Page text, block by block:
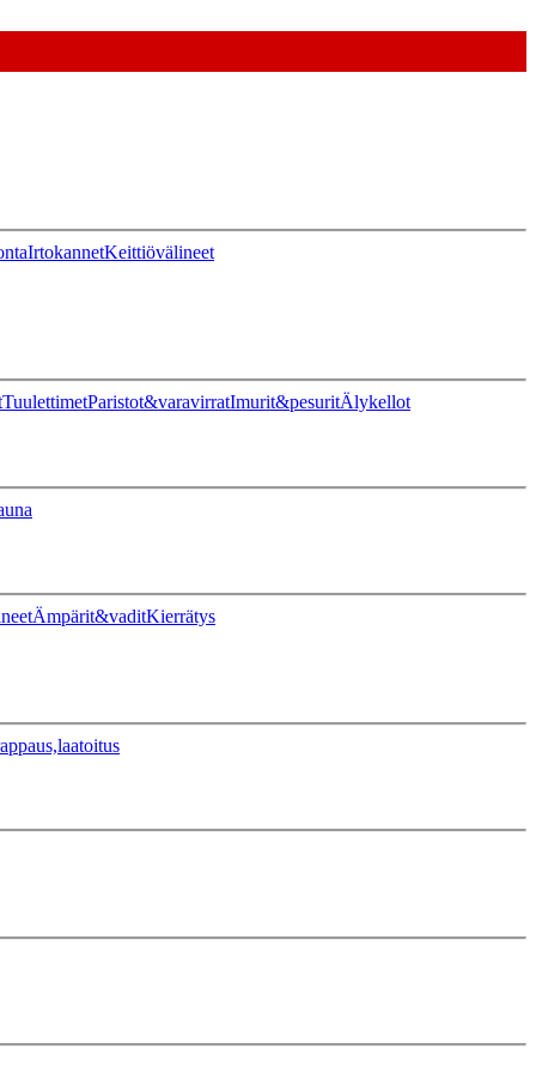
IrtokannetKeittiövälineet
TuulettimetParistot&varavirratImurit&pesuritÄlykellot
Ämpärit&vaditKierrätys